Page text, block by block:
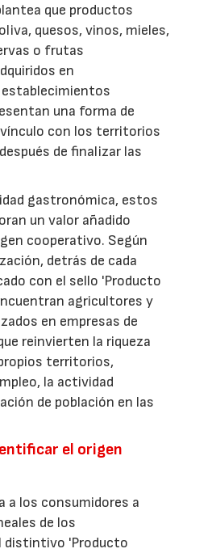
que productos
quesos, vinos, mieles,
o frutas
en
una forma de
con los territorios
de finalizar las
gastronómica, estos
un valor añadido
cooperativo. Según
detrás de cada
con el sello 'Producto
agricultores y
en empresas de
reinvierten la riqueza
territorios,
la actividad
de población en las
el origen
a los consumidores a
de los
distintivo 'Producto